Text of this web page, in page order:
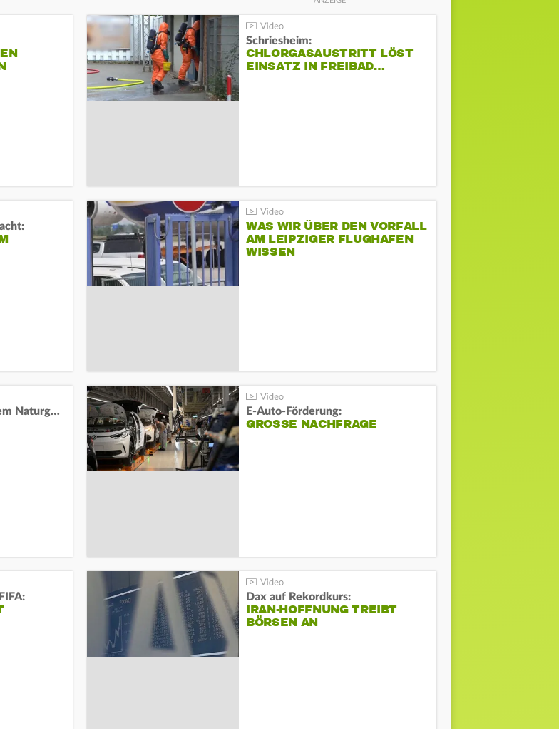
Schriesheim:
CHLORGASAUSTRITT LÖST
EINSATZ IN FREIBAD…
WAS WIR ÜBER DEN VORFALL
AM LEIPZIGER FLUGHAFEN
WISSEN
Lage in niederländischem Naturgebiet stabil E-Auto-Förderung:
GROSSE NACHFRAGE
Dax auf Rekordkurs:
IRAN-HOFFNUNG TREIBT
BÖRSEN AN